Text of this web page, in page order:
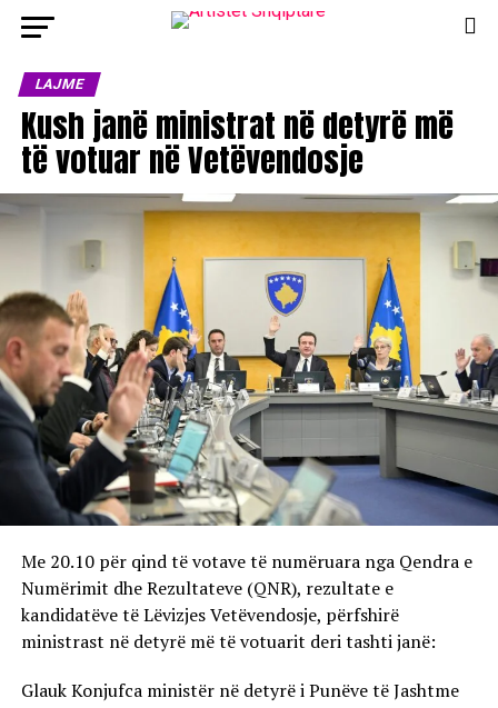
LAJME
Kush janë ministrat në detyrë më
të votuar në Vetëvendosje
Me 20.10 për qind të votave të numëruara nga Qendra e
Numërimit dhe Rezultateve (QNR), rezultate e
kandidatëve të Lëvizjes Vetëvendosje, përfshirë
ministrast në detyrë më të votuarit deri tashti janë:
Glauk Konjufca ministër në detyrë i Punëve të Jashtme